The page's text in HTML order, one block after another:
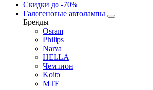
Скидки до -70%
Галогеновые автолампы
Бренды
Osram
Philips
Narva
HELLA
Чемпион
Koito
MTF